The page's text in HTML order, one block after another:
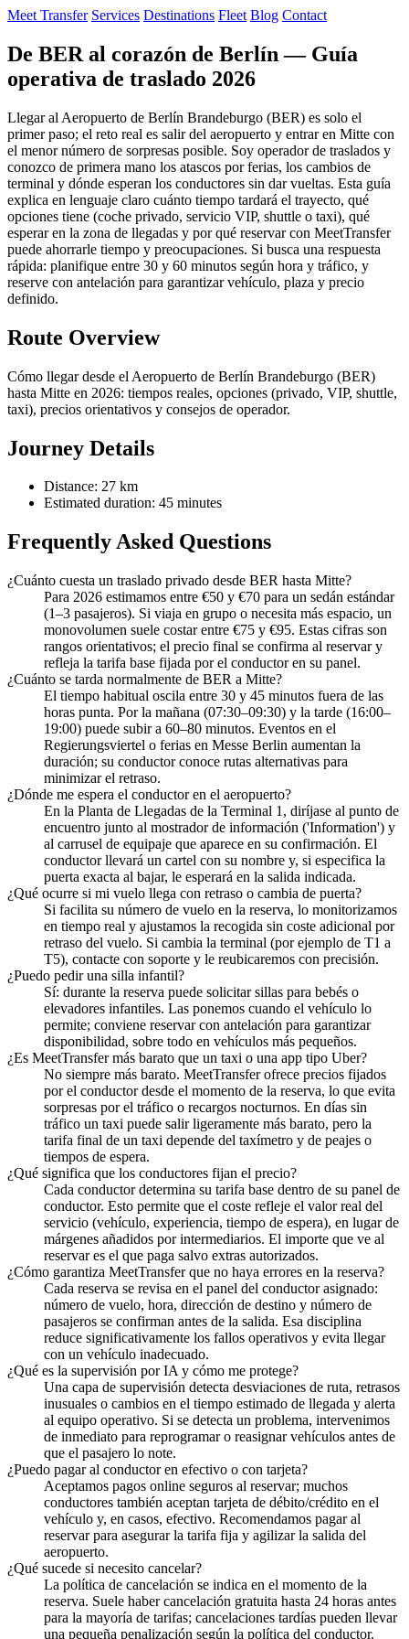
Meet Transfer Services Destinations Fleet Blog Contact
De BER al corazón de Berlín — Guía
operativa de traslado 2026
Llegar al Aeropuerto de Berlín Brandeburgo (BER) es solo el
primer paso; el reto real es salir del aeropuerto y entrar en Mitte con
el menor número de sorpresas posible. Soy operador de traslados y
conozco de primera mano los atascos por ferias, los cambios de
terminal y dónde esperan los conductores sin dar vueltas. Esta guía
explica en lenguaje claro cuánto tiempo tardará el trayecto, qué
opciones tiene (coche privado, servicio VIP, shuttle o taxi), qué
esperar en la zona de llegadas y por qué reservar con MeetTransfer
puede ahorrarle tiempo y preocupaciones. Si busca una respuesta
rápida: planifique entre 30 y 60 minutos según hora y tráfico, y
reserve con antelación para garantizar vehículo, plaza y precio
definido.
Route Overview
Cómo llegar desde el Aeropuerto de Berlín Brandeburgo (BER)
hasta Mitte en 2026: tiempos reales, opciones (privado, VIP, shuttle,
taxi), precios orientativos y consejos de operador.
Journey Details
Distance: 27 km
Estimated duration: 45 minutes
Frequently Asked Questions
¿Cuánto cuesta un traslado privado desde BER hasta Mitte?
Para 2026 estimamos entre €50 y €70 para un sedán estándar
(1–3 pasajeros). Si viaja en grupo o necesita más espacio, un
monovolumen suele costar entre €75 y €95. Estas cifras son
rangos orientativos; el precio final se confirma al reservar y
refleja la tarifa base fijada por el conductor en su panel.
¿Cuánto se tarda normalmente de BER a Mitte?
El tiempo habitual oscila entre 30 y 45 minutos fuera de las
horas punta. Por la mañana (07:30–09:30) y la tarde (16:00–
19:00) puede subir a 60–80 minutos. Eventos en el
Regierungsviertel o ferias en Messe Berlin aumentan la
duración; su conductor conoce rutas alternativas para
minimizar el retraso.
¿Dónde me espera el conductor en el aeropuerto?
En la Planta de Llegadas de la Terminal 1, diríjase al punto de
encuentro junto al mostrador de información ('Information') y
al carrusel de equipaje que aparece en su confirmación. El
conductor llevará un cartel con su nombre y, si especifica la
puerta exacta al bajar, le esperará en la salida indicada.
¿Qué ocurre si mi vuelo llega con retraso o cambia de puerta?
Si facilita su número de vuelo en la reserva, lo monitorizamos
en tiempo real y ajustamos la recogida sin coste adicional por
retraso del vuelo. Si cambia la terminal (por ejemplo de T1 a
T5), contacte con soporte y le reubicaremos con precisión.
¿Puedo pedir una silla infantil?
Sí: durante la reserva puede solicitar sillas para bebés o
elevadores infantiles. Las ponemos cuando el vehículo lo
permite; conviene reservar con antelación para garantizar
disponibilidad, sobre todo en vehículos más pequeños.
¿Es MeetTransfer más barato que un taxi o una app tipo Uber?
No siempre más barato. MeetTransfer ofrece precios fijados
por el conductor desde el momento de la reserva, lo que evita
sorpresas por el tráfico o recargos nocturnos. En días sin
tráfico un taxi puede salir ligeramente más barato, pero la
tarifa final de un taxi depende del taxímetro y de peajes o
tiempos de espera.
¿Qué significa que los conductores fijan el precio?
Cada conductor determina su tarifa base dentro de su panel de
conductor. Esto permite que el coste refleje el valor real del
servicio (vehículo, experiencia, tiempo de espera), en lugar de
márgenes añadidos por intermediarios. El importe que ve al
reservar es el que paga salvo extras autorizados.
¿Cómo garantiza MeetTransfer que no haya errores en la reserva?
Cada reserva se revisa en el panel del conductor asignado:
número de vuelo, hora, dirección de destino y número de
pasajeros se confirman antes de la salida. Esa disciplina
reduce significativamente los fallos operativos y evita llegar
con un vehículo inadecuado.
¿Qué es la supervisión por IA y cómo me protege?
Una capa de supervisión detecta desviaciones de ruta, retrasos
inusuales o cambios en el tiempo estimado de llegada y alerta
al equipo operativo. Si se detecta un problema, intervenimos
de inmediato para reprogramar o reasignar vehículos antes de
que el pasajero lo note.
¿Puedo pagar al conductor en efectivo o con tarjeta?
Aceptamos pagos online seguros al reservar; muchos
conductores también aceptan tarjeta de débito/crédito en el
vehículo y, en casos, efectivo. Recomendamos pagar al
reservar para asegurar la tarifa fija y agilizar la salida del
aeropuerto.
¿Qué sucede si necesito cancelar?
La política de cancelación se indica en el momento de la
reserva. Suele haber cancelación gratuita hasta 24 horas antes
para la mayoría de tarifas; cancelaciones tardías pueden llevar
una pequeña penalización según la política del conductor.